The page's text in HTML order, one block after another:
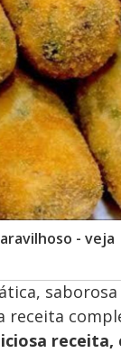
- veja
receita